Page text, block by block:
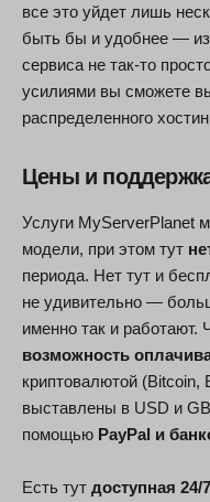
все это уйдет лишь
быть бы и удобнее —
сервиса не так-то
усилиями вы сможете
распределенного
Цены и
Услуги MyServerPlanet
модели, при этом тут
периода. Нет тут и
не удивительно —
именно так и работают.
возможность
криптовалютой
выставлены в USD и
помощью PayPal и
Есть тут доступная